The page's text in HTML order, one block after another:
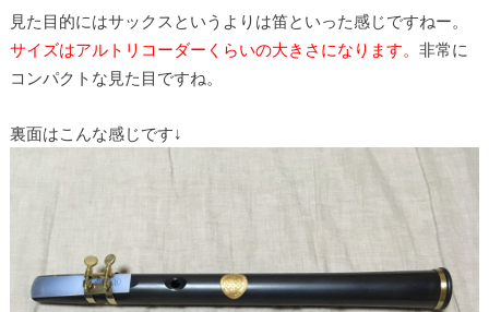
見た目的にはサックスというよりは笛といった感じですねー。
サイズはアルトリコーダーくらいの大きさになります。 非常に
コンパクトな見た目ですね。
裏面はこんな感じです↓